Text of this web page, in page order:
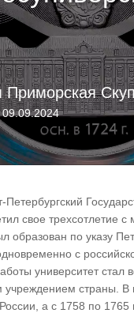
Приморская
09.09.2024
Петербургский
свое трехсотлетие с
образован по указу
с
университет стал
учреждением страны. В
а с 1758 по 1765